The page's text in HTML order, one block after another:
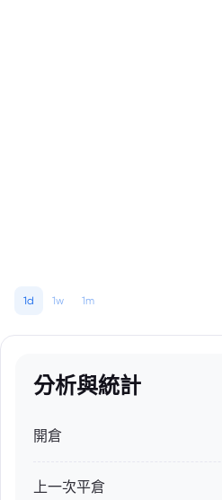
1d 1w 1m
分析與統計
開倉
上一次平倉